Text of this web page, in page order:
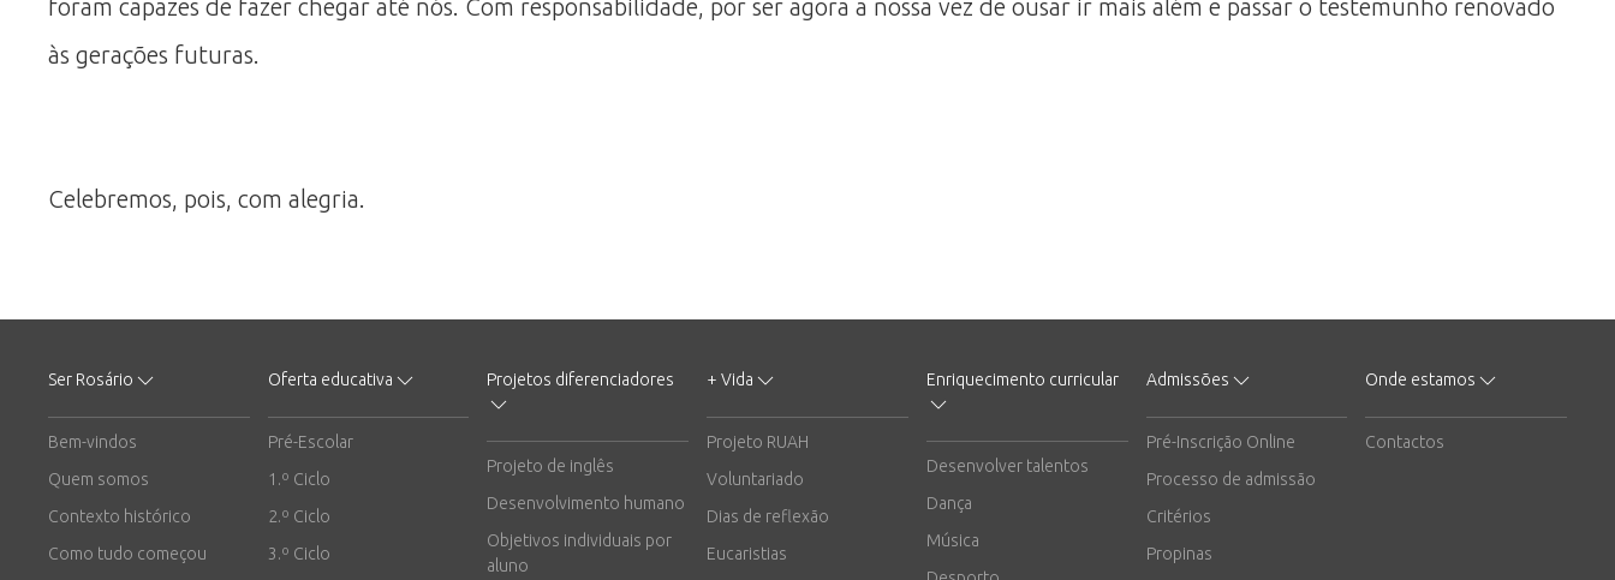
foram capazes de fazer chegar até nós. Com responsabilidade, por ser agora a nossa vez de ousar ir mais além e passar o testemunho renovado
às gerações futuras.
Celebremos, pois, com alegria.
Ser Rosário
Bem-vindos
Quem somos
Contexto histórico
Como tudo começou
Oferta educativa
Pré-Escolar
1.º Ciclo
2.º Ciclo
3.º Ciclo
Projetos diferenciadores
Projeto de inglês
Desenvolvimento humano
Objetivos individuais por
aluno
+ Vida
Projeto RUAH
Voluntariado
Dias de reflexão
Eucaristias
Enriquecimento curricular
Desenvolver talentos
Dança
Música
Admissões
Pré-Inscrição Online
Processo de admissão
Critérios
Propinas
Onde estamos
Contactos